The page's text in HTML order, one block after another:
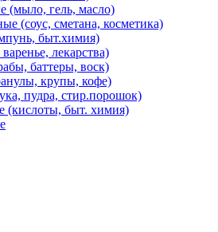
(мыло, гель, масло)
(соус, сметана, косметика)
быт.химия)
лекарства)
баттеры, воск)
крупы, кофе)
пудра, стир.порошок)
(кислоты, быт. химия)